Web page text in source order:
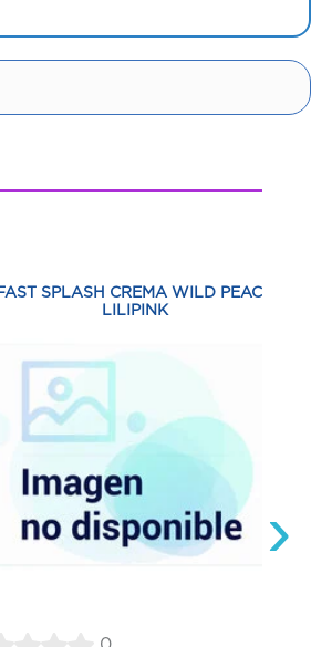
SPLASH CREMA WILD PEACH
LILIPINK
›